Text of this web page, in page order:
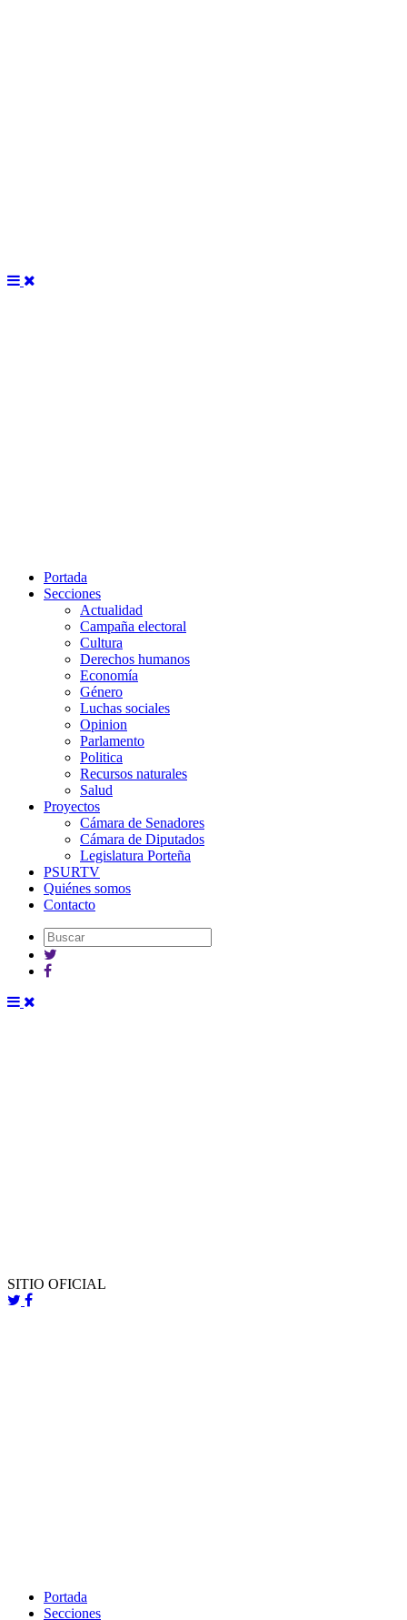
Portada
Secciones
Actualidad
Campaña electoral
Cultura
Derechos humanos
Economía
Género
Luchas sociales
Opinion
Parlamento
Politica
Recursos naturales
Salud
Proyectos
Cámara de Senadores
Cámara de Diputados
Legislatura Porteña
PSURTV
Quiénes somos
Contacto
SITIO OFICIAL
Portada
Secciones